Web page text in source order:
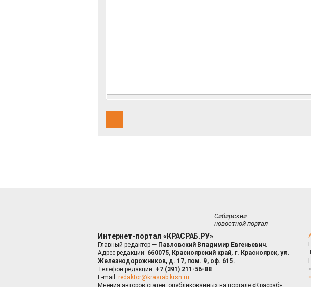
Сибирский
новостной портал
Интернет-портал «КРАСРАБ.РУ»
Главный редактор — Павловский Владимир Евгеньевич.
Адрес редакции: 660075, Красноярский край, г. Красноярск, ул.
Железнодорожников, д. 17, пом. 9, оф. 615.
Телефон редакции: +7 (391) 211-56-88
E-mail: redaktor@krasrab.krsn.ru
Мнения авторов статей, опубликованных на портале «Красраб»,